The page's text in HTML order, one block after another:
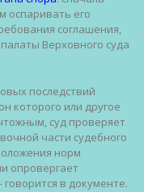
оспаривать его
соглашения,
Верховного суда
последствий
которого или другое
суд проверяет
части судебного
норм
опровергает
в документе.